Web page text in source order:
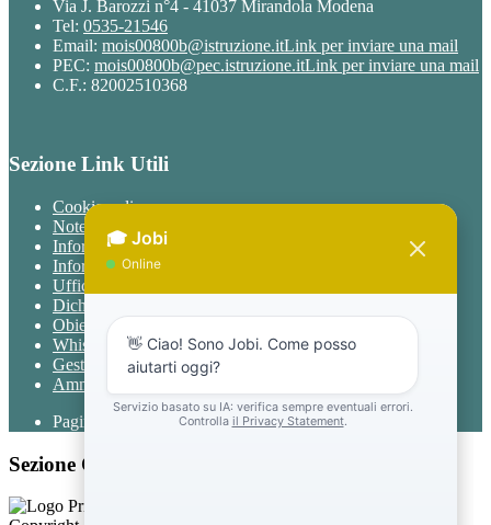
Via J. Barozzi n°4 - 41037 Mirandola Modena
Tel: 0535-21546
Email: mois00800b@istruzione.itLink per inviare una mail
PEC: mois00800b@pec.istruzione.itLink per inviare una mail
C.F.: 82002510368
Sezione Link Utili
Cookie policy
Note legali
Informativa Privacy
Informativa Privacy chatbot Jobi
Ufficio Relazioni con il Pubblico
Dichiarazione di accessibilità
Obiettivi di accessibilità
Whistleblowing
Gestione consensi cookie
Amministrazione trasparente
Pagina visualizzata1131volte
Sezione Copyright